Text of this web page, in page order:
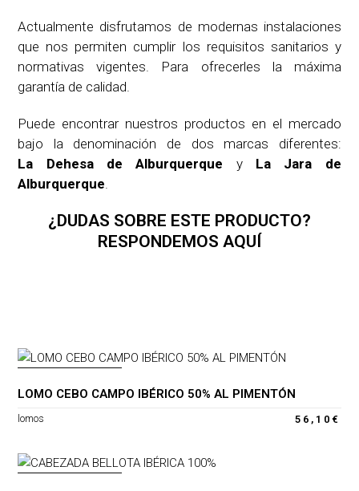
Actualmente disfrutamos de modernas instalaciones
que nos permiten cumplir los requisitos sanitarios y
normativas vigentes. Para ofrecerles la máxima
garantía de calidad.
Puede encontrar nuestros productos en el mercado
bajo la denominación de dos marcas diferentes:
La Dehesa de Alburquerque y La Jara de
Alburquerque
¿DUDAS SOBRE ESTE PRODUCTO?
RESPONDEMOS AQUÍ
LOMO CEBO CAMPO IBÉRICO 50% AL PIMENTÓN
56,10 €
lomos